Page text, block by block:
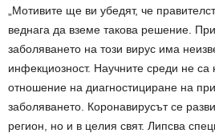
„Мотивите ще ви убедят, че
веднага да вземе такова решение.
заболяването на този вирус има
инфекциозност. Научните среди не
отношение на диагностициране на
заболяването. Коронавирусът се
регион, но и в целия свят. Липсва